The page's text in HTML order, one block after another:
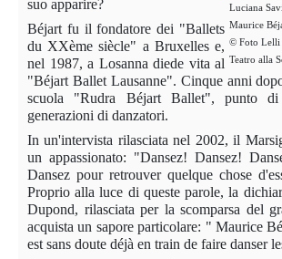
Luciana
Maurice
© Foto Lelli
Teatro alla
suo apparire?
Béjart fu il fondatore dei "Ballets
du XXème siècle" a Bruxelles e,
nel 1987, a Losanna diede vita al
"Béjart Ballet Lausanne". Cinque anni
scuola "Rudra Béjart Ballet", punto
generazioni di danzatori.
In un'intervista rilasciata nel 2002, il
un appassionato: "Dansez! Dansez!
Dansez pour retrouver quelque chose
Proprio alla luce di queste parole, la
Dupond, rilasciata per la scomparsa del
acquista un sapore particolare: " Maurice
est sans doute déjà en train de faire danser